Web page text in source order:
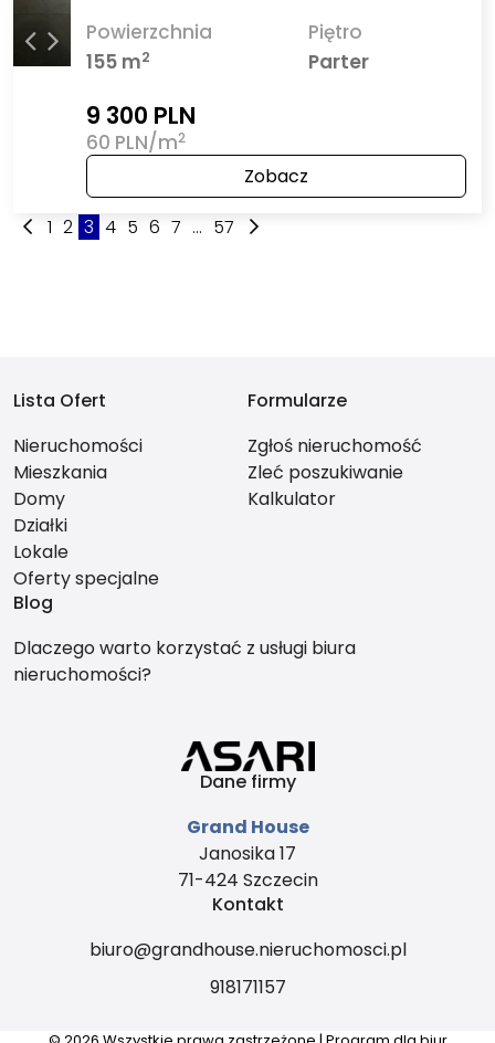
Powierzchnia
155 m2
Piętro
Parter
9 300 PLN
60 PLN/m2
Zobacz
1 2 3 4 5 6 7 ... 57
Lista Ofert
Nieruchomości
Mieszkania
Domy
Działki
Lokale
Oferty specjalne
Formularze
Zgłoś nieruchomość
Zleć poszukiwanie
Kalkulator
Blog
Dlaczego warto korzystać z usługi biura
nieruchomości?
Dane firmy
Grand House
Janosika 17
71-424 Szczecin
Kontakt
biuro@grandhouse.nieruchomosci.pl
918171157